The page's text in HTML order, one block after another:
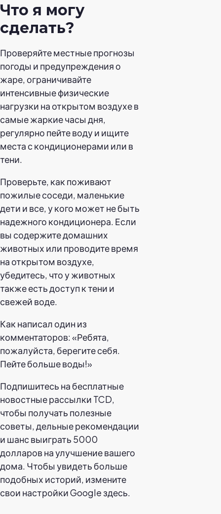
Что я могу
сделать?
Проверяйте местные прогнозы
погоды и предупреждения о
жаре, ограничивайте
интенсивные физические
нагрузки на открытом воздухе в
самые жаркие часы дня,
регулярно пейте воду и ищите
места с кондиционерами или в
тени.
Проверьте, как поживают
пожилые соседи, маленькие
дети и все, у кого может не быть
надежного кондиционера. Если
вы содержите домашних
животных или проводите время
на открытом воздухе,
убедитесь, что у животных
также есть доступ к тени и
свежей воде.
Как написал один из
комментаторов: «Ребята,
пожалуйста, берегите себя.
Пейте больше воды!»
Подпишитесь на бесплатные
новостные рассылки TCD,
чтобы получать полезные
советы, дельные рекомендации
и шанс выиграть 5000
долларов на улучшение вашего
дома. Чтобы увидеть больше
подобных историй, измените
свои настройки Google здесь.